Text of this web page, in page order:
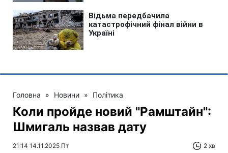
Головна » Новини » Політика
Коли пройде новий "Рамштайн":
Шмигаль назвав дату
21:14 14.11.2025 Пт 2 хв